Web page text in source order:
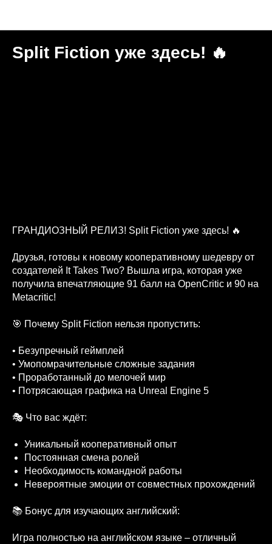
Split Fiction уже здесь! 🔥
ГРАНДИОЗНЫЙ РЕЛИЗ! Split Fiction уже здесь! 🔥
Друзья, готовы к новому кооперативному шедевру от
создателей It Takes Two? Вышла игра, которая уже
получила впечатляющие 91 балл на OpenCritic и 90 на
Metacritic!
🎯 Почему Split Fiction нельзя пропустить:
• Безупречный геймплей
• Умопомрачительные сложные задания
• Проработанный до мелочей мир
• Потрясающая графика на Unreal Engine 5
🎭 Что вас ждёт:
Уникальный кооперативный опыт
Постоянная смена ролей
Необходимость командной работы
Невероятные эмоции от совместных прохождений
📚 Бонус для изучающих английский:
Игра полностью на английском языке – отличный